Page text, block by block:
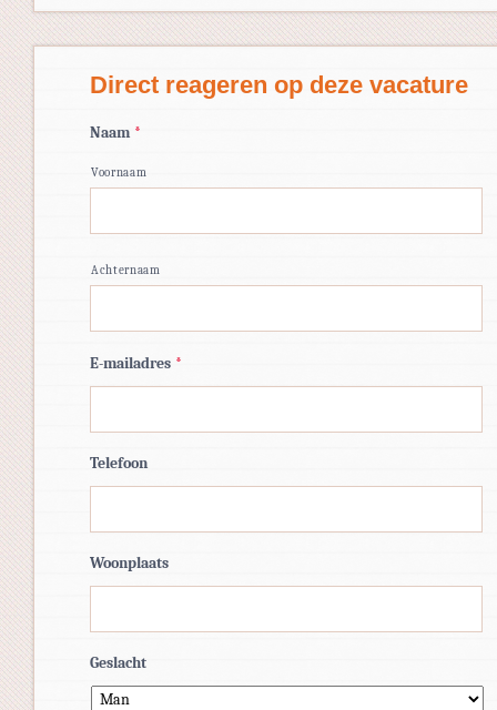
Direct reageren op deze vacature
Naam *
Voornaam
Achternaam
E-mailadres *
Telefoon
Woonplaats
Geslacht